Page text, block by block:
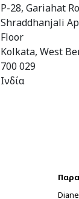
P-28, Gariahat
Shraddhanjali
Floor
Kolkata, West
700 029
Ινδία